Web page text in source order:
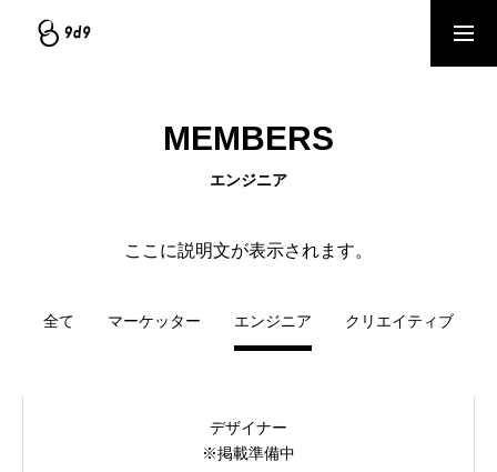
個別相談（1on1）予約
COMPANY
ブログ記事｜マーケティング情報ナレッジベース
MEMBERS
エンジニア
ここに説明文が表示されます。
全て マーケッター エンジニア クリエイティブ
デザイナー
※掲載準備中